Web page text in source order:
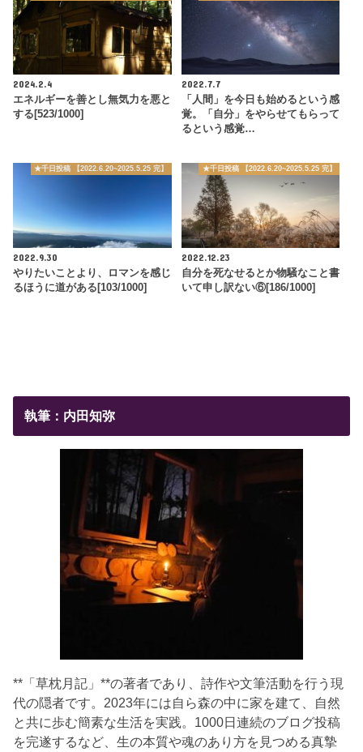
2024.2.4
エネルギーを善とし無気力を悪と
する[523/1000]
2022.7.7
「人間」を今日も始めるという感
覚。「自分」をやらせてもらって
るという感覚…
★千日投稿 【2022.6.20~2025.5.25 完】
2022.9.30
やりたいことより、ロマンを感じ
るほうに道がある[103/1000]
★千日投稿 【2022.6.20~2025.5.25 完】
2022.12.23
自分を死なせるとか物騒なこと書
いて申し訳ない⑥[186/1000]
執筆：内田知弥
**「草枕月記」**の著者であり、詩作や文筆活動を行う現
代の隠者です。2023年には自ら森の中に家を建て、自然
と共に歩む簡素な生活を実践。1000日連続のブログ投稿
を完遂するなど、生の本質や魂のあり方を見つめる真摯